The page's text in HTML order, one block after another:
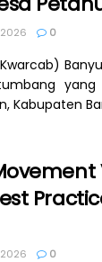
0
Kabupaten
0